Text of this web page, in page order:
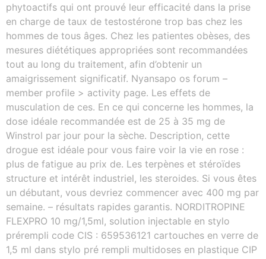
phytoactifs qui ont prouvé leur efficacité dans la prise
en charge de taux de testostérone trop bas chez les
hommes de tous âges. Chez les patientes obèses, des
mesures diététiques appropriées sont recommandées
tout au long du traitement, afin d’obtenir un
amaigrissement significatif. Nyansapo os forum –
member profile > activity page. Les effets de
musculation de ces. En ce qui concerne les hommes, la
dose idéale recommandée est de 25 à 35 mg de
Winstrol par jour pour la sèche. Description, cette
drogue est idéale pour vous faire voir la vie en rose :
plus de fatigue au prix de. Les terpènes et stéroïdes
structure et intérêt industriel, les steroides. Si vous êtes
un débutant, vous devriez commencer avec 400 mg par
semaine. – résultats rapides garantis. NORDITROPINE
FLEXPRO 10 mg/1,5ml, solution injectable en stylo
prérempli code CIS : 659536121 cartouches en verre de
1,5 ml dans stylo pré rempli multidoses en plastique CIP